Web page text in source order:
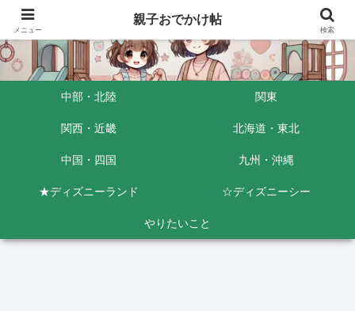
中部・北陸 関東
関西・近畿 北海道・東北
中国・四国 九州・沖縄
★ディズニーランド ☆ディズニーシー
やりたいこと
メニュー
親子おでかけ帖
検索